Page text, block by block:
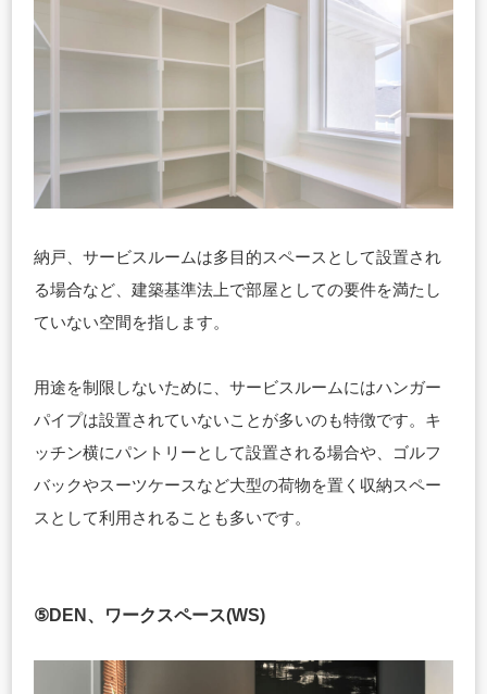
納戸、サービスルームは多目的スペースとして設置され
る場合など、建築基準法上で部屋としての要件を満たし
ていない空間を指します。
用途を制限しないために、サービスルームにはハンガー
パイプは設置されていないことが多いのも特徴です。キ
ッチン横にパントリーとして設置される場合や、ゴルフ
バックやスーツケースなど大型の荷物を置く収納スペー
スとして利用されることも多いです。
⑤DEN、ワークスペース(WS)